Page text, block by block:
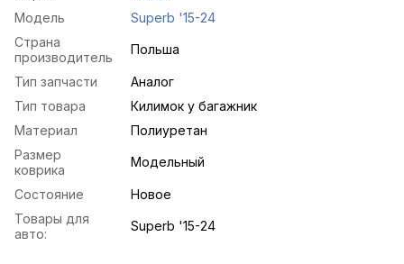
Модель
Superb '15-24
Страна
производитель
Польша
Тип запчасти
Аналог
Тип товара
Килимок у багажник
Материал
Полиуретан
Размер
коврика
Модельный
Состояние
Новое
Товары для
авто:
Superb '15-24